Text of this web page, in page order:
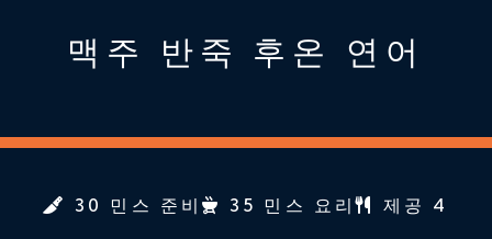
맥주 반죽 후온 연어
30 민스 준비 35 민스 요리 제공 4